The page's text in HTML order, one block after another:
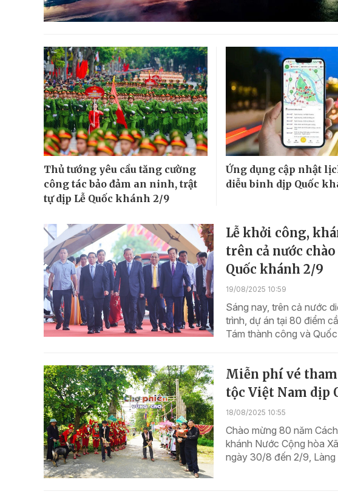
Thủ tướng yêu cầu tăng cường
công tác bảo đảm an ninh, trật
tự dịp Lễ Quốc khánh 2/9
Ứng dụng cập nhật
diễu binh dịp Quốc
Lễ khởi công,
trên cả nước
Quốc khánh 2/9
19/08/2025 10:59
Sáng nay, trên cả nước
trình, dự án tại 80 điểm
Tám thành công và
Miễn phí vé tham
tộc Việt Nam dịp
18/08/2025 10:55
Chào mừng 80 năm
khánh Nước Cộng hòa
ngày 30/8 đến 2/9, Làng